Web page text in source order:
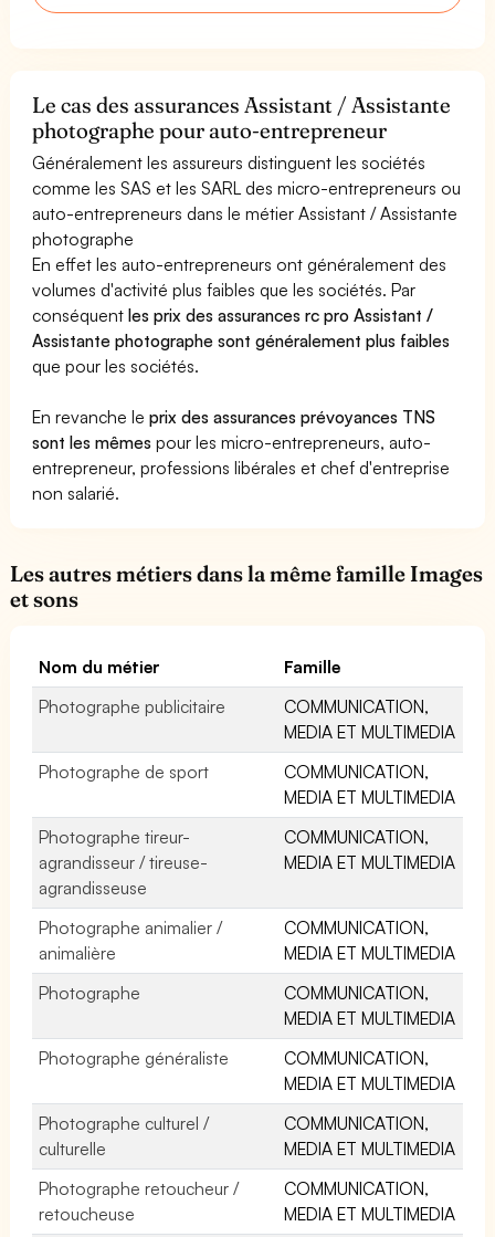
Le cas des assurances Assistant / Assistante
photographe pour auto-entrepreneur
Généralement les assureurs distinguent les sociétés
comme les SAS et les SARL des micro-entrepreneurs ou
auto-entrepreneurs dans le métier Assistant / Assistante
photographe
En effet les auto-entrepreneurs ont généralement des
volumes d'activité plus faibles que les sociétés. Par
conséquentles prix des assurances rc pro Assistant /
Assistante photographe sont généralement plus faibles
que pour les sociétés.
En revanche leprix des assurances prévoyances TNS
sont les mêmes pour les micro-entrepreneurs, auto-
entrepreneur, professions libérales et chef d'entreprise
non salarié.
Les autres métiers dans la même famille Images
et sons
Nom du métier
Famille
Photographe publicitaire
COMMUNICATION,
MEDIA ET MULTIMEDIA
Photographe de sport
COMMUNICATION,
MEDIA ET MULTIMEDIA
Photographe tireur-
agrandisseur / tireuse-
agrandisseuse
COMMUNICATION,
MEDIA ET MULTIMEDIA
Photographe animalier /
animalière
COMMUNICATION,
MEDIA ET MULTIMEDIA
Photographe
COMMUNICATION,
MEDIA ET MULTIMEDIA
Photographe généraliste
COMMUNICATION,
MEDIA ET MULTIMEDIA
Photographe culturel /
culturelle
COMMUNICATION,
MEDIA ET MULTIMEDIA
Photographe retoucheur /
retoucheuse
COMMUNICATION,
MEDIA ET MULTIMEDIA